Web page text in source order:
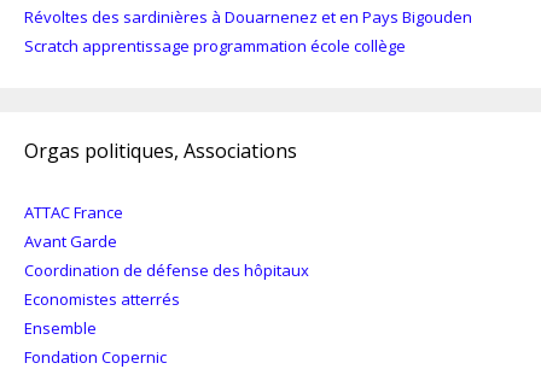
Révoltes des sardinières à Douarnenez et en Pays Bigouden
Scratch apprentissage programmation école collège
Orgas politiques, Associations
ATTAC France
Avant Garde
Coordination de défense des hôpitaux
Economistes atterrés
Ensemble
Fondation Copernic